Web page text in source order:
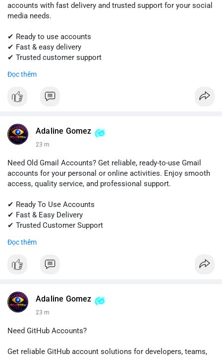
accounts with fast delivery and trusted support for your social
media needs.
✔ Ready to use accounts
✔ Fast & easy delivery
✔ Trusted customer support
📱 WhatsApp: +1 (681) 549-2683
Đọc thêm
Adaline Gomez
23 m
Need Old Gmail Accounts? Get reliable, ready-to-use Gmail
accounts for your personal or online activities. Enjoy smooth
access, quality service, and professional support.
✔ Ready To Use Accounts
✔ Fast & Easy Delivery
✔ Trusted Customer Support
📱 WhatsApp: +1 (681) 549-2683
Đọc thêm
Adaline Gomez
23 m
Need GitHub Accounts?
Get reliable GitHub account solutions for developers, teams,